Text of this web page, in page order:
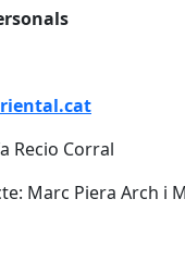
Recio Corral
Marc Piera Arch i